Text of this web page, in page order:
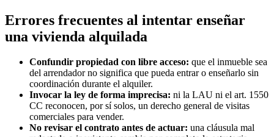
Errores frecuentes al intentar enseñar
una vivienda alquilada
Confundir propiedad con libre acceso: que el inmueble sea
del arrendador no significa que pueda entrar o enseñarlo sin
coordinación durante el alquiler.
Invocar la ley de forma imprecisa: ni la LAU ni el art. 1550
CC reconocen, por sí solos, un derecho general de visitas
comerciales para vender.
No revisar el contrato antes de actuar: una cláusula mal